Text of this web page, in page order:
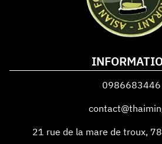
0986683446
21 rue de la mare de troux,